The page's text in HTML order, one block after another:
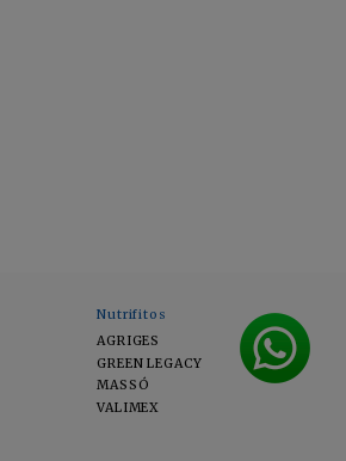
Nutrifitos
AGRIGES
GREEN LEGACY
MASSÓ
VALIMEX